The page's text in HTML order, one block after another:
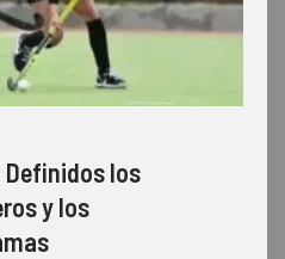
Definidos los
y los